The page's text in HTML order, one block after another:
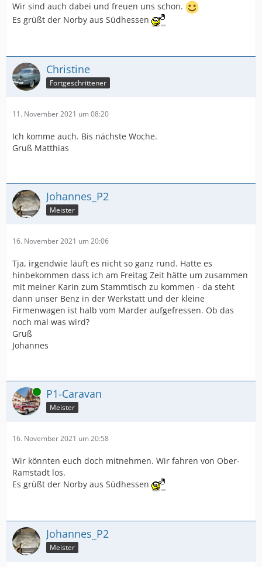
Wir sind auch dabei und freuen uns schon.
Es grüßt der Norby aus Südhessen
Christine
Fortgeschrittener
11. November 2021 um 08:20
Ich komme auch. Bis nächste Woche.
Gruß Matthias
Johannes_P2
Meister
16. November 2021 um 20:06
Tja, irgendwie läuft es nicht so ganz rund. Hatte es
hinbekommen dass ich am Freitag Zeit hätte um zusammen
mit meiner Karin zum Stammtisch zu kommen - da steht
dann unser Benz in der Werkstatt und der kleine
Firmenwagen ist halb vom Marder aufgefressen. Ob das
noch mal was wird?
Gruß
Johannes
Online P1-Caravan
Meister
16. November 2021 um 20:58
Wir könnten euch doch mitnehmen. Wir fahren von Ober-
Ramstadt los.
Es grüßt der Norby aus Südhessen
Johannes_P2
Meister